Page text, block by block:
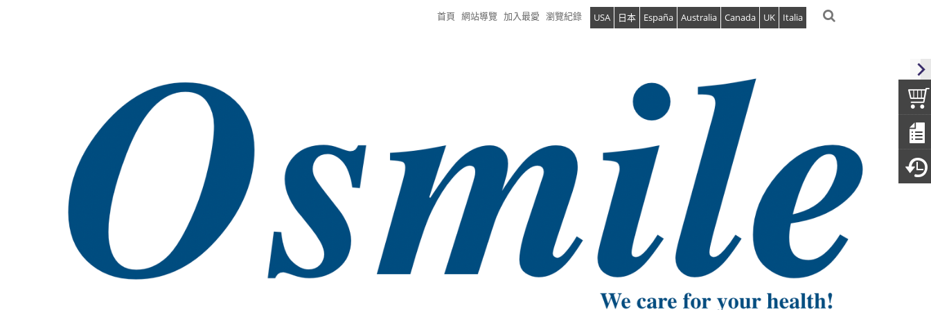
首頁 網站導覽 加入最愛 USA 日本 España Australia Canada UK Italia
瀏覽紀錄